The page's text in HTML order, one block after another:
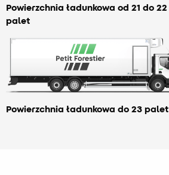
Powierzchnia ładunkowa od 21 do 22
palet
Powierzchnia ładunkowa do 23 palet